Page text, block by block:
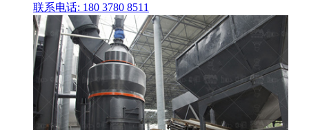
联系电话: 180 3780 8511